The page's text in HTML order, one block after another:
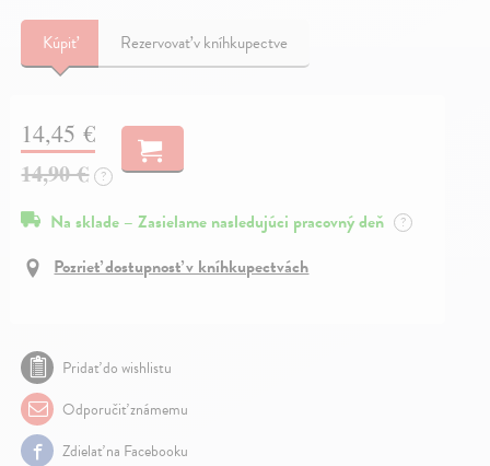
Kúpiť Rezervovať v kníhkupectve
14,45 €
14,90 € ?
Na sklade – Zasielame nasledujúci pracovný deň ?
Pozrieť dostupnosť v kníhkupectvách
Pridať do wishlistu
Odporučiť známemu
Zdielať na Facebooku